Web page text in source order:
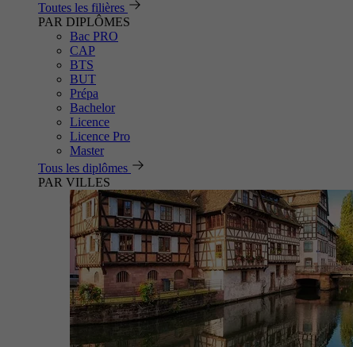
Toutes les filières
PAR DIPLÔMES
Bac PRO
CAP
BTS
BUT
Prépa
Bachelor
Licence
Licence Pro
Master
Tous les diplômes
PAR VILLES